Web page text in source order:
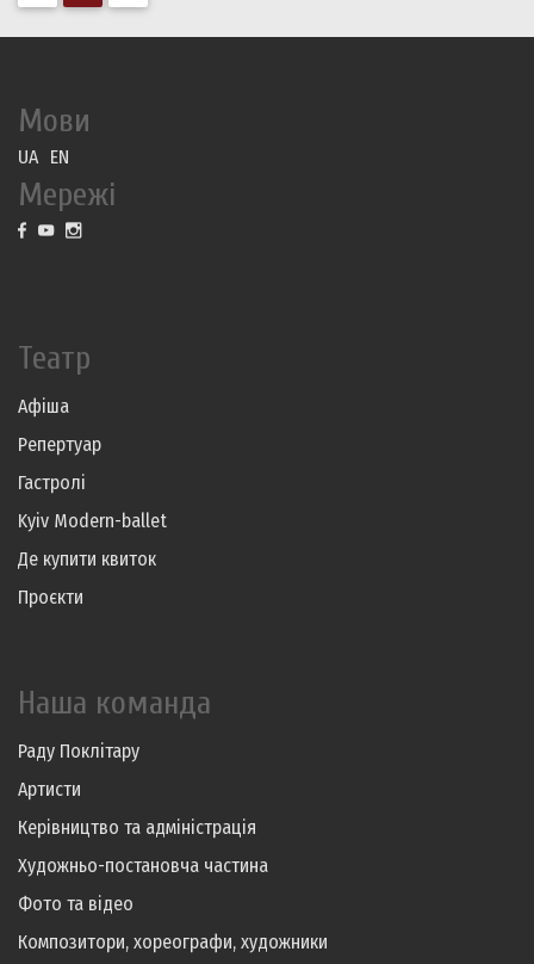
Мови
UA EN
Мережі
Театр
Афіша
Репертуар
Гастролі
Kyiv Modern-ballet
Де купити квиток
Проєкти
Наша команда
Раду Поклітару
Артисти
Керівництво та адміністрація
Художньо-постановча частина
Фото та відео
Композитори, хореографи, художники